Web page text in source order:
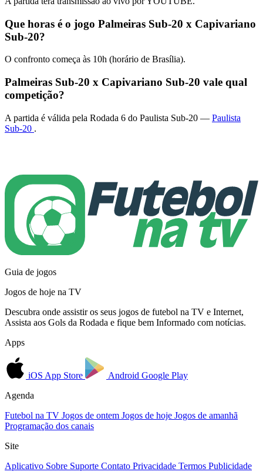
Que horas é o jogo Palmeiras Sub-20 x Capivariano
Sub-20?
O confronto começa às 10h (horário de Brasília).
Palmeiras Sub-20 x Capivariano Sub-20 vale qual
competição?
A partida é válida pela Rodada 6 do Paulista Sub-20 — Paulista
Sub-20 .
Guia de jogos
Jogos de hoje na TV
Descubra onde assistir os seus jogos de futebol na TV e Internet,
Assista aos Gols da Rodada e fique bem Informado com notícias.
Apps
iOS App Store Android Google Play
Agenda
Futebol na TV Jogos de ontem Jogos de hoje Jogos de amanhã
Programação dos canais
Site
Aplicativo Sobre Suporte Contato Privacidade Termos Publicidade